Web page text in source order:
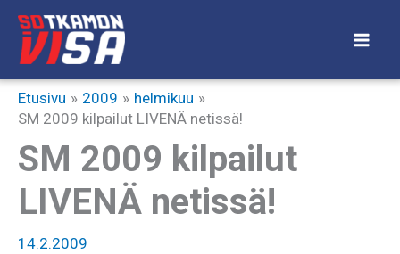
Siirry
sisältöön
Etusivu 2009
helmikuu
SM 2009 kilpailut LIVENÄ netissä!
SM 2009 kilpailut
LIVENÄ netissä!
14.2.2009